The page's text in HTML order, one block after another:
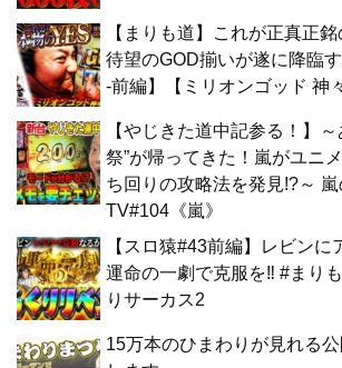
【まりも道】これが正真正
待望のGOD揃いが遂に降臨
-前編】【ミリオンゴッド 神
【やじきた道中記参る！】～
祭”が帰ってきた！嵐がユニ
ち回りの攻略法を発見!?～
TV#104《嵐》
【スロ猿#43前編】レビンに
運命の一劇で克服を‼ #まり
りサーカス2
15万本のひまわりが見れる